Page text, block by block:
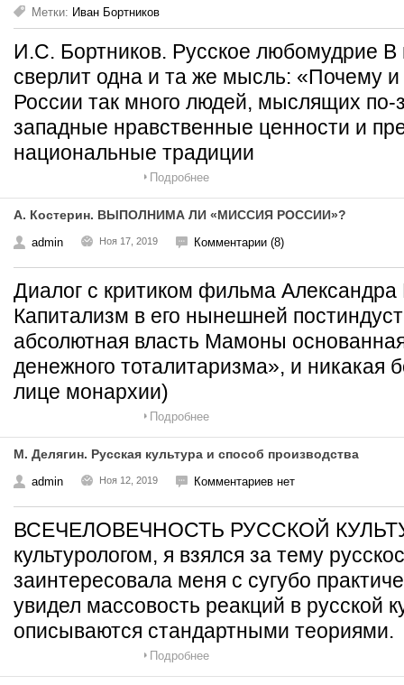
Метки: Иван Бортников
И.С. Бортников. Русское любомудрие В
сверлит одна и та же мысль: «Почему
России так много людей, мыслящих
западные нравственные ценности и
национальные традиции
Подробнее
А. Костерин. ВЫПОЛНИМА ЛИ «МИССИЯ РОССИИ»?
admin Ноя 17, 2019 Комментарии (8)
Диалог с критиком фильма
Капитализм в его нынешней
абсолютная власть Мамоны
денежного тоталитаризма», и никакая
лице монархии)
Подробнее
М. Делягин. Русская культура и способ производства
admin Ноя 12, 2019 Комментариев нет
ВСЕЧЕЛОВЕЧНОСТЬ РУССКОЙ
культурологом, я взялся за тему
заинтересовала меня с сугубо
увидел массовость реакций в русской
описываются стандартными теориями.
Подробнее